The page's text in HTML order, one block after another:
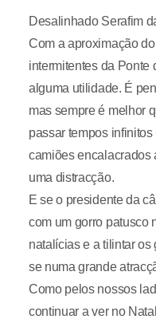
Desalinhado Serafim
Com a aproximação
intermitentes da Ponte
alguma utilidade. É
mas sempre é melhor
passar tempos
camiões encalacrados
uma distracção.
E se o presidente da
com um gorro patusco
natalícias e a tilintar
se numa grande
Como pelos nossos
continuar a ver no